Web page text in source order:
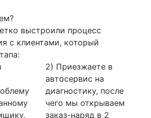
выстроили процесс
с клиентами, который
2) Приезжаете в
автосервис на
диагностику, после
чего мы открываем
заказ-наряд в 2